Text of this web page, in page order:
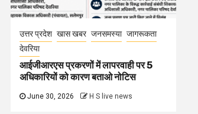
उत्तर प्रदेश खास खबर जनसमस्या जागरूकता
देवरिया
आईजीआरएस प्रकरणों में लापरवाही पर 5
अधिकारियों को कारण बताओ नोटिस
June 30, 2026 H S live news